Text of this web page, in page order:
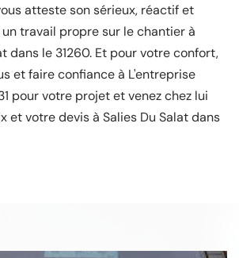
atteste son sérieux, réactif et
travail propre sur le chantier à
dans le 31260. Et pour votre confort,
et faire confiance à L'entreprise
pour votre projet et venez chez lui
et votre devis à Salies Du Salat dans